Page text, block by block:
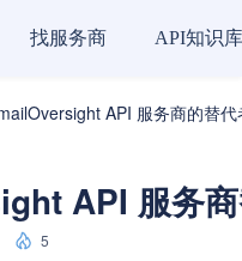
找服务商 API知识库
API 服务商的替代
API 服务
5